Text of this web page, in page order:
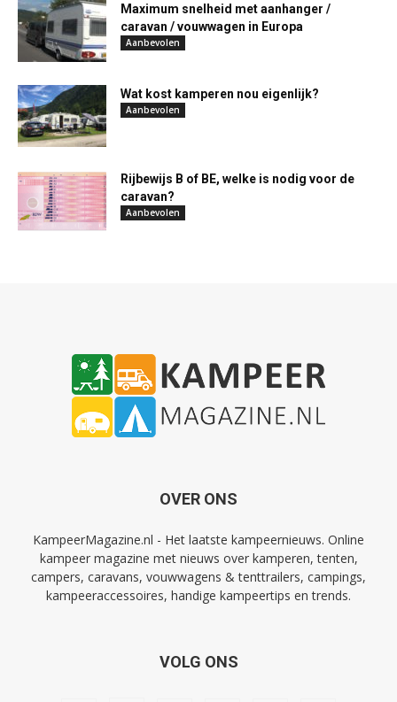
Maximum snelheid met aanhanger /
caravan / vouwwagen in Europa
Aanbevolen
Wat kost kamperen nou eigenlijk?
Aanbevolen
Rijbewijs B of BE, welke is nodig voor de
caravan?
Aanbevolen
OVER ONS
KampeerMagazine.nl - Het laatste kampeernieuws. Online
kampeer magazine met nieuws over kamperen, tenten,
campers, caravans, vouwwagens & tenttrailers, campings,
kampeeraccessoires, handige kampeertips en trends.
VOLG ONS